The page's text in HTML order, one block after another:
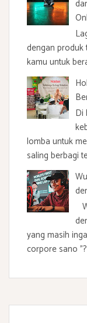
dengan produk
kamu untuk
Di
lomba untuk
saling berbagi
yang masih
corpore sano